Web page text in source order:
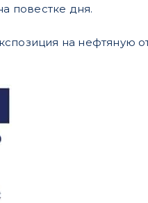
повестке дня.
на нефтяную